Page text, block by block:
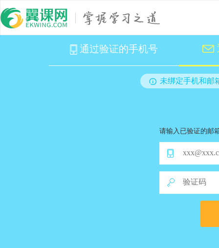
找回密码
通过验证的手机号
未绑定手机和邮
请输入已验证的邮